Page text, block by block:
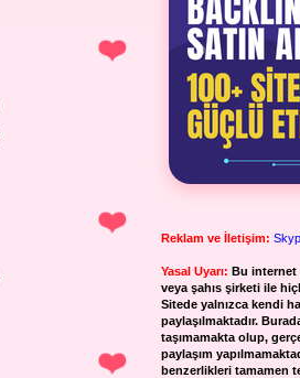
Reklam ve İletişim:
Yasal Uyarı: Bu internet
veya şahıs şirketi ile
Sitede yalnızca kendi
paylaşılmaktadır.
taşımamakta olup,
paylaşım
benzerlikleri tamamen